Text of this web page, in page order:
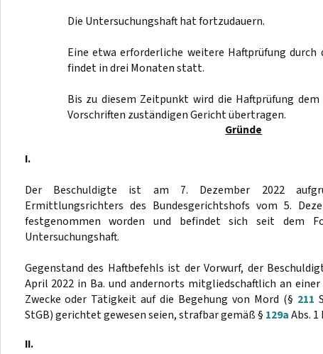
Die Untersuchungshaft hat fortzudauern.
Eine etwa erforderliche weitere Haftprüfung durch
findet in drei Monaten statt.
Bis zu diesem Zeitpunkt wird die Haftprüfung
Vorschriften zuständigen Gericht übertragen.
Gründe
I.
Der Beschuldigte ist am 7. Dezember 2022
Ermittlungsrichters des Bundesgerichtshofs vom 5.
festgenommen worden und befindet sich seit dem
Untersuchungshaft.
Gegenstand des Haftbefehls ist der Vorwurf, der
April 2022 in Ba. und andernorts mitgliedschaftlich an
Zwecke oder Tätigkeit auf die Begehung von Mord (§ 211
StGB) gerichtet gewesen seien, strafbar gemäß § 129aAbs. 1
II.